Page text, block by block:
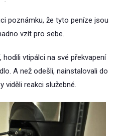
poznámku, že tyto peníze jsou
vzít pro sebe.
vtipálci na své překvapení
A než odešli, nainstalovali do
viděli reakci služebné.